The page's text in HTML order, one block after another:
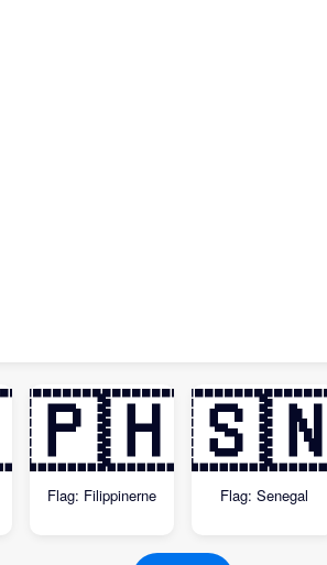
🇵🇭
Flag: Filippinerne
🇸🇳
Flag: Senegal